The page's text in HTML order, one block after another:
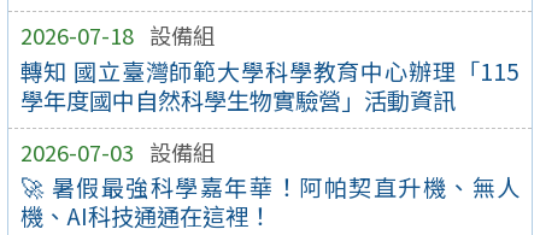
2026-07-18 設備組
轉知 國立臺灣師範大學科學教育中心辦理「115
學年度國中自然科學生物實驗營」活動資訊
2026-07-03 設備組
🚀 暑假最強科學嘉年華！阿帕契直升機、無人
機、AI科技通通在這裡！